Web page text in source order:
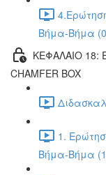
Βήμα-Βήμα
ΚΕΦΑΛΑΙΟ 18:
CHAMFER BOX
1.
Βήμα-Βήμα